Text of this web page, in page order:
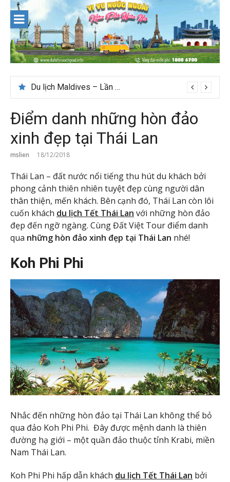
content
Du lịch Maldives – Lần đầu nên đi đâu, chơi gì?
Điểm danh những hòn đảo
xinh đẹp tại Thái Lan
mslien 18/12/2018
Thái Lan – đất nước nổi tiếng thu hút du khách bởi
phong cảnh thiên nhiên tuyệt đẹp cùng người dân
thân thiện, mến khách. Bên cạnh đó, Thái Lan còn lôi
cuốn khách du lịch Tết Thái Lan với những hòn đảo
đẹp đến ngỡ ngàng. Cùng Đất Việt Tour điểm danh
qua những hòn đảo xinh đẹp tại Thái Lan nhé!
Koh Phi Phi
Nhắc đến những hòn đảo tại Thái Lan không thể bỏ
qua đảo Koh Phi Phi. Đây được mệnh danh là thiên
đường hạ giới – một quần đảo thuộc tỉnh Krabi, miền
Nam Thái Lan.
Koh Phi Phi hấp dẫn khách du lịch Tết Thái Lan bởi